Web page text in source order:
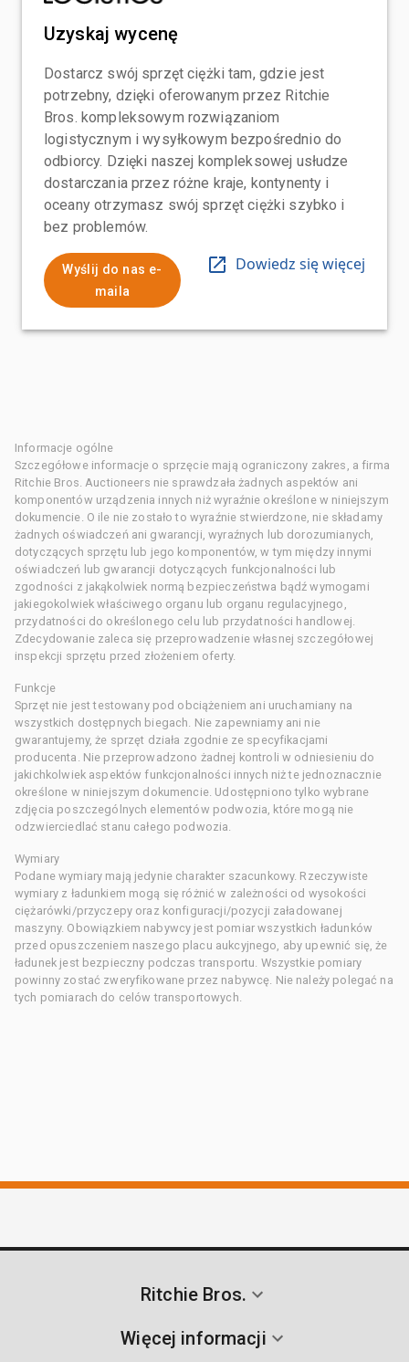
Uzyskaj wycenę
Dostarcz swój sprzęt ciężki tam, gdzie jest
potrzebny, dzięki oferowanym przez Ritchie
Bros. kompleksowym rozwiązaniom
logistycznym i wysyłkowym bezpośrednio do
odbiorcy. Dzięki naszej kompleksowej usłudze
dostarczania przez różne kraje, kontynenty i
oceany otrzymasz swój sprzęt ciężki szybko i
bez problemów.
Wyślij do nas e-
maila
Dowiedz się więcej
Informacje ogólne
Szczegółowe informacje o sprzęcie mają ograniczony zakres, a firma
Ritchie Bros. Auctioneers nie sprawdzała żadnych aspektów ani
komponentów urządzenia innych niż wyraźnie określone w niniejszym
dokumencie. O ile nie zostało to wyraźnie stwierdzone, nie składamy
żadnych oświadczeń ani gwarancji, wyraźnych lub dorozumianych,
dotyczących sprzętu lub jego komponentów, w tym między innymi
oświadczeń lub gwarancji dotyczących funkcjonalności lub
zgodności z jakąkolwiek normą bezpieczeństwa bądź wymogami
jakiegokolwiek właściwego organu lub organu regulacyjnego,
przydatności do określonego celu lub przydatności handlowej.
Zdecydowanie zaleca się przeprowadzenie własnej szczegółowej
inspekcji sprzętu przed złożeniem oferty.
Funkcje
Sprzęt nie jest testowany pod obciążeniem ani uruchamiany na
wszystkich dostępnych biegach. Nie zapewniamy ani nie
gwarantujemy, że sprzęt działa zgodnie ze specyfikacjami
producenta. Nie przeprowadzono żadnej kontroli w odniesieniu do
jakichkolwiek aspektów funkcjonalności innych niż te jednoznacznie
określone w niniejszym dokumencie. Udostępniono tylko wybrane
zdjęcia poszczególnych elementów podwozia, które mogą nie
odzwierciedlać stanu całego podwozia.
Wymiary
Podane wymiary mają jedynie charakter szacunkowy. Rzeczywiste
wymiary z ładunkiem mogą się różnić w zależności od wysokości
ciężarówki/przyczepy oraz konfiguracji/pozycji załadowanej
maszyny. Obowiązkiem nabywcy jest pomiar wszystkich ładunków
przed opuszczeniem naszego placu aukcyjnego, aby upewnić się, że
ładunek jest bezpieczny podczas transportu. Wszystkie pomiary
powinny zostać zweryfikowane przez nabywcę. Nie należy polegać na
tych pomiarach do celów transportowych.
Ritchie Bros.
Więcej informacji